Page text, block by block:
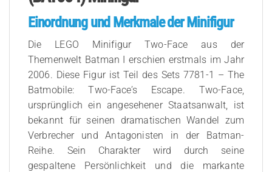
Einordnung und Merkmale der Minifigur
Die LEGO Minifigur Two-Face aus der
Themenwelt Batman I erschien erstmals im Jahr
2006. Diese Figur ist Teil des Sets 7781-1 – The
Batmobile: Two-Face’s Escape. Two-Face,
ursprünglich ein angesehener Staatsanwalt, ist
bekannt für seinen dramatischen Wandel zum
Verbrecher und Antagonisten in der Batman-
Reihe. Sein Charakter wird durch seine
gespaltene Persönlichkeit und die markante